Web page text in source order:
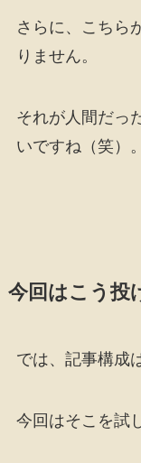
さらに、こちら
りません。
それが人間だっ
いですね（笑）。
今回はこう投
では、記事構成
今回はそこを試